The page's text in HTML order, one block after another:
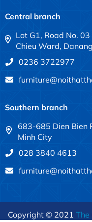
Central branch
Lot G1, Road No.
Chieu Ward,
0236 3722977
Southern branch
683-685 Dien Bien
Minh City
028 3840 4613
Copyright © 2021 The